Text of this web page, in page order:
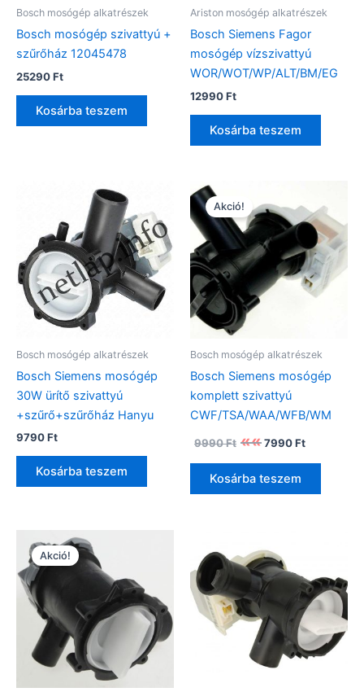
Bosch mosógép alkatrészek
Bosch mosógép szivattyú +
szűrőház 12045478
25290Ft
Kosárba teszem
Ariston mosógép alkatrészek
Bosch Siemens Fagor
mosógép vízszivattyú
WOR/WOT/WP/ALT/BM/EG
12990Ft
Kosárba teszem
Bosch mosógép alkatrészek
Bosch Siemens mosógép
30W ürítő szivattyú
+szűrő+szűrőház Hanyu
9790Ft
Kosárba teszem
Akció!
Bosch mosógép alkatrészek
Bosch Siemens mosógép
komplett szivattyú
CWF/TSA/WAA/WFB/WM
9990Ft
Original
price
was:
9990 Ft.
7990Ft
price
is:
Kosárba teszem
Akció!